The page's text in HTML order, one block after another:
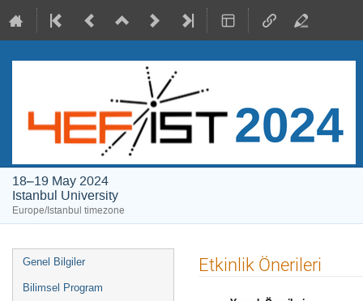
18–19 May 2024
Istanbul University
Europe/Istanbul timezone
Event
menu
Genel Bilgiler
Bilimsel Program
Etkinlik Önerileri